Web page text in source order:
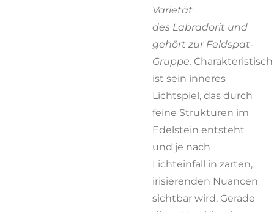
Varietät
des Labradorit und
gehört zur Feldspat-
Gruppe. Charakteristisch
ist sein inneres
Lichtspiel, das durch
feine Strukturen im
Edelstein entsteht
und je nach
Lichteinfall in zarten,
irisierenden Nuancen
sichtbar wird. Gerade